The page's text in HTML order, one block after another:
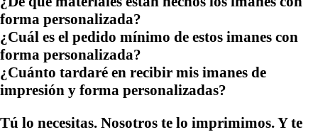
forma personalizada?
¿Cuál es el pedido mínimo de estos imanes con
forma personalizada?
¿Cuánto tardaré en recibir mis imanes de
impresión y forma personalizadas?
Tú lo necesitas. Nosotros te lo imprimimos. Y te